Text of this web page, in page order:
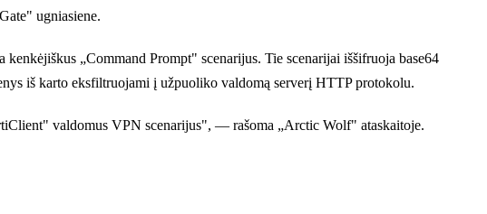
ugniasiene.
„Command Prompt" scenarijus. Tie scenarijai iššifruoja base64
iš karto eksfiltruojami į užpuoliko valdomą serverį HTTP protokolu.
valdomus VPN scenarijus", — rašoma „Arctic Wolf" ataskaitoje.